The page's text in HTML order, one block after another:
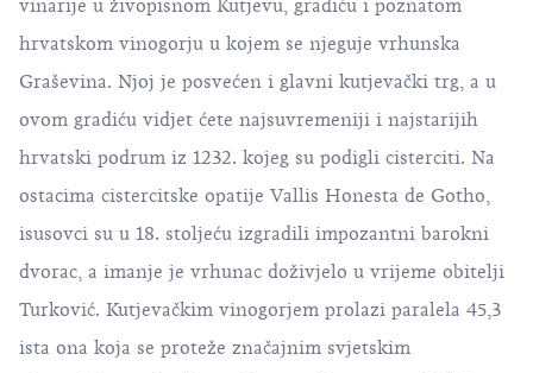
vinarije u živopisnom Kutjevu, gradiću i poznatom
hrvatskom vinogorju u kojem se njeguje vrhunska
Graševina. Njoj je posvećen i glavni kutjevački trg, a u
ovom gradiću vidjet ćete najsuvremeniji i najstarijih
hrvatski podrum iz 1232. kojeg su podigli cisterciti. Na
ostacima cistercitske opatije Vallis Honesta de Gotho,
isusovci su u 18. stoljeću izgradili impozantni barokni
dvorac, a imanje je vrhunac doživjelo u vrijeme obitelji
Turković. Kutjevačkim vinogorjem prolazi paralela 45,3
ista ona koja se proteže značajnim svjetskim